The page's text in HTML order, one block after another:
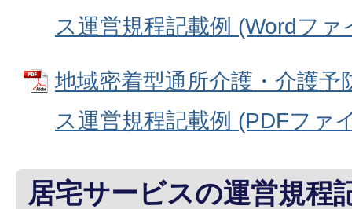
ス運営規程記載例 (Wordフ
地域密着型通所介護・介護予
ス運営規程記載例 (PDFファ
居宅サービスの運営規程